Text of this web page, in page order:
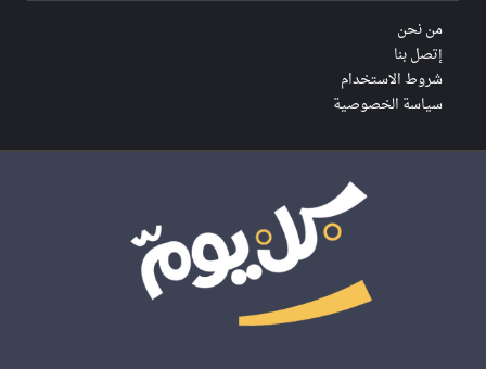
من نحن
إتصل بنا
شروط الاستخدام
سياسة الخصوصية